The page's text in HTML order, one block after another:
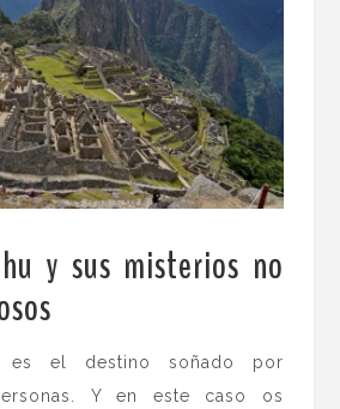
y sus misterios no
es el destino soñado por
Y en este caso os